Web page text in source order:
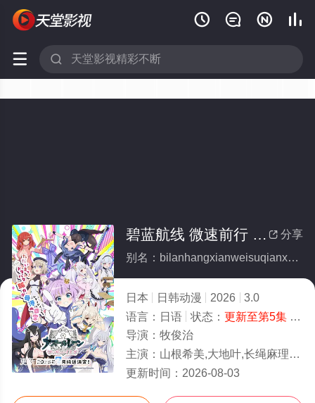
   
 
更新至第5集
 分享
碧蓝航线 微速前行 第二季
别名：bilanhangxianweisuqianxingdierji
日本 日韩动漫 2026
3.0
语言： 日语 状态： 更新至第5集- 免费在线观看
导演： 牧俊治
主演： 山根希美,大地叶,长绳麻理亚,阿部里果
更新时间： 2026-08-03